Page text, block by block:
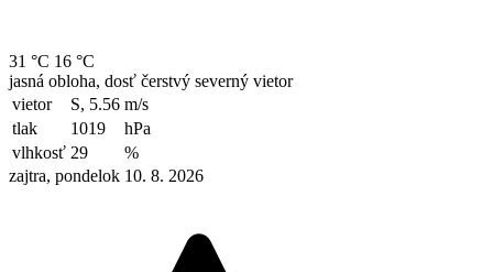
31 °C 16 °C
jasná obloha, dosť čerstvý severný vietor
vietor
S, 5.56 m/s
tlak
1019
hPa
vlhkosť 29
%
zajtra, pondelok 10. 8. 2026